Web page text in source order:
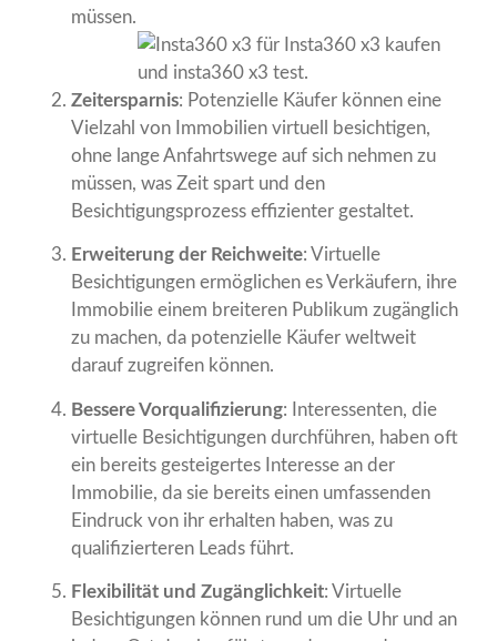
müssen.
Zeitersparnis: Potenzielle Käufer können eine
Vielzahl von Immobilien virtuell besichtigen,
ohne lange Anfahrtswege auf sich nehmen zu
müssen, was Zeit spart und den
Besichtigungsprozess effizienter gestaltet.
Erweiterung der Reichweite: Virtuelle
Besichtigungen ermöglichen es Verkäufern, ihre
Immobilie einem breiteren Publikum zugänglich
zu machen, da potenzielle Käufer weltweit
darauf zugreifen können.
Bessere Vorqualifizierung: Interessenten, die
virtuelle Besichtigungen durchführen, haben oft
ein bereits gesteigertes Interesse an der
Immobilie, da sie bereits einen umfassenden
Eindruck von ihr erhalten haben, was zu
qualifizierteren Leads führt.
Flexibilität und Zugänglichkeit: Virtuelle
Besichtigungen können rund um die Uhr und an